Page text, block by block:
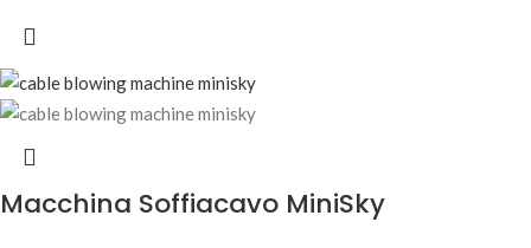
Macchina Soffiacavo MiniSky